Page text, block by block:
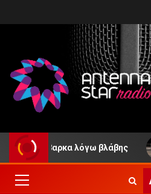
λόγω βλάβης